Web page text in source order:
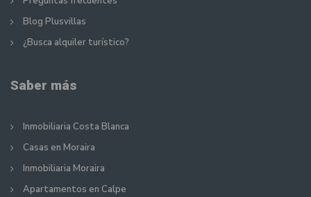
Blog Plusvillas
¿Busca alquiler turístico?
Saber más
Inmobiliaria Costa Blanca
Casas en Moraira
Inmobiliaria Moraira
Apartamentos en Calpe